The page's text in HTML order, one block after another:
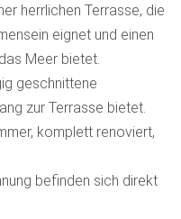
herrlichen Terrasse, die
eignet und einen
Meer bietet.
geschnittene
zur Terrasse bietet.
komplett renoviert,
befinden sich direkt